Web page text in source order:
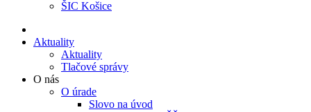
ŠIC Košice
Aktuality
Aktuality
Tlačové správy
O nás
O úrade
Slovo na úvod